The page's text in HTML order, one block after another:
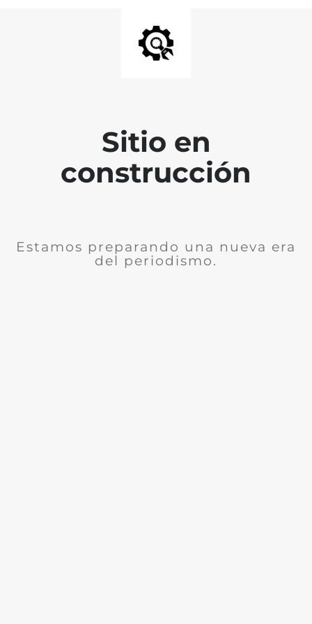
Sitio en
construcción
Estamos preparando una nueva era
del periodismo.